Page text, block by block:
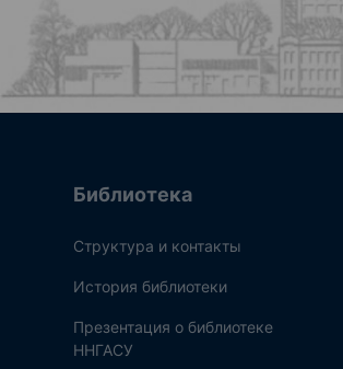
Библиотека
Структура и контакты
История библиотеки
Презентация о библиотеке
ННГАСУ